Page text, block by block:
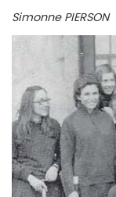
Simonne PIERSON